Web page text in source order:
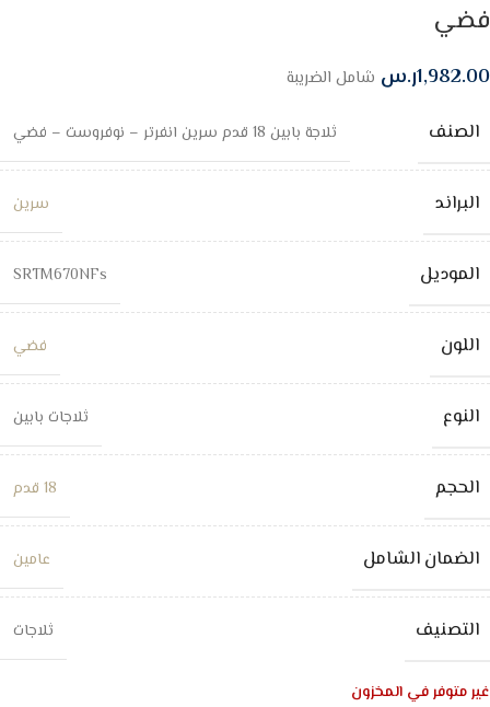
فضي
1,982.00ر.س شامل الضريبة
الصنف ثلاجة بابين 18 قدم سرين انفرتر – نوفروست – فضي
البراند سرين
الموديل SRTM670NFs
اللون فضي
النوع ثلاجات بابين
الحجم 18 قدم
الضمان الشامل عامين
التصنيف ثلاجات
غير متوفر في المخزون